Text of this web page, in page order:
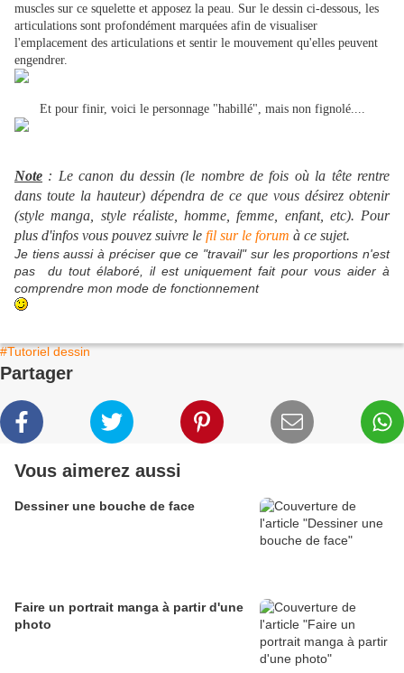
muscles sur ce squelette et apposez la peau. Sur le dessin ci-dessous, les
articulations sont profondément marquées afin de visualiser
l'emplacement des articulations et sentir le mouvement qu'elles peuvent
engendrer.
Et pour finir, voici le personnage "habillé", mais non fignolé....
Note : Le canon du dessin (le nombre de fois où la tête rentre
dans toute la hauteur) dépendra de ce que vous désirez obtenir
(style manga, style réaliste, homme, femme, enfant, etc). Pour
plus d'infos vous pouvez suivre le fil sur le forum à ce sujet.
Je tiens aussi à préciser que ce "travail" sur les proportions n'est
pas du tout élaboré, il est uniquement fait pour vous aider à
comprendre mon mode de fonctionnement
#Tutoriel dessin
Partager
Vous aimerez aussi
Dessiner une bouche de face
Faire un portrait manga à partir d'une
photo